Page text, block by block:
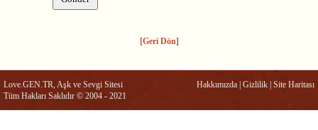
[Geri Dön]
Love.GEN.TR, Aşk ve Sevgi Sitesi
Tüm Hakları Saklıdır © 2004 - 2021
Hakkımızda | Gizlilik | Site Haritası